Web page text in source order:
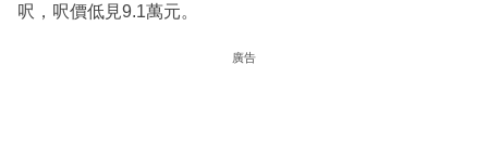
呎，呎價低見9.1萬元。
廣告